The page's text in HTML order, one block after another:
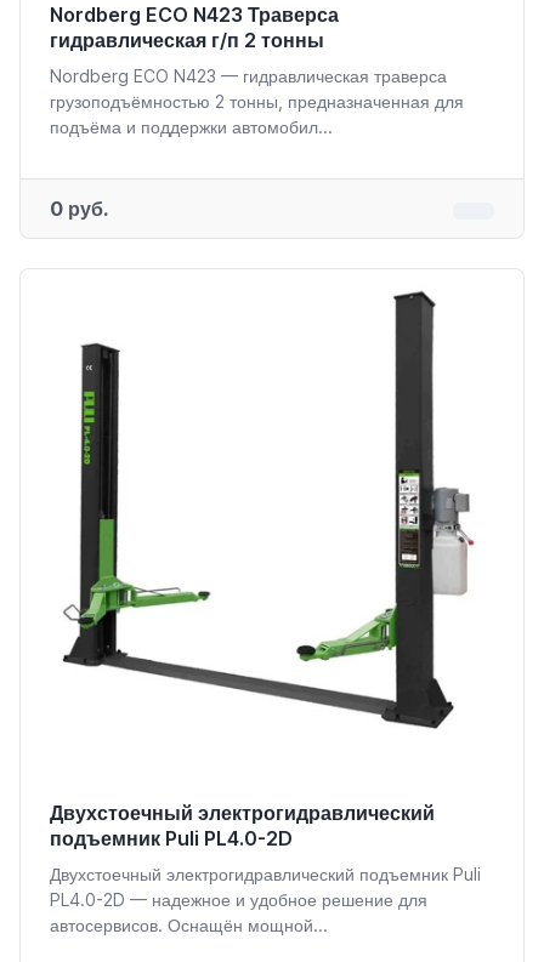
Nordberg ECO N423 Траверса
гидравлическая г/п 2 тонны
Nordberg ECO N423 — гидравлическая траверса
грузоподъёмностью 2 тонны, предназначенная для
подъёма и поддержки автомобил...
0 руб.
Двухстоечный электрогидравлический
подъемник Puli PL4.0-2D
Двухстоечный электрогидравлический подъемник Puli
PL4.0-2D — надежное и удобное решение для
автосервисов. Оснащён мощной...